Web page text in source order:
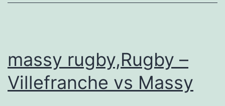
92200
Neuilly
sur
massy rugby,Rugby –
Villefranche vs Massy